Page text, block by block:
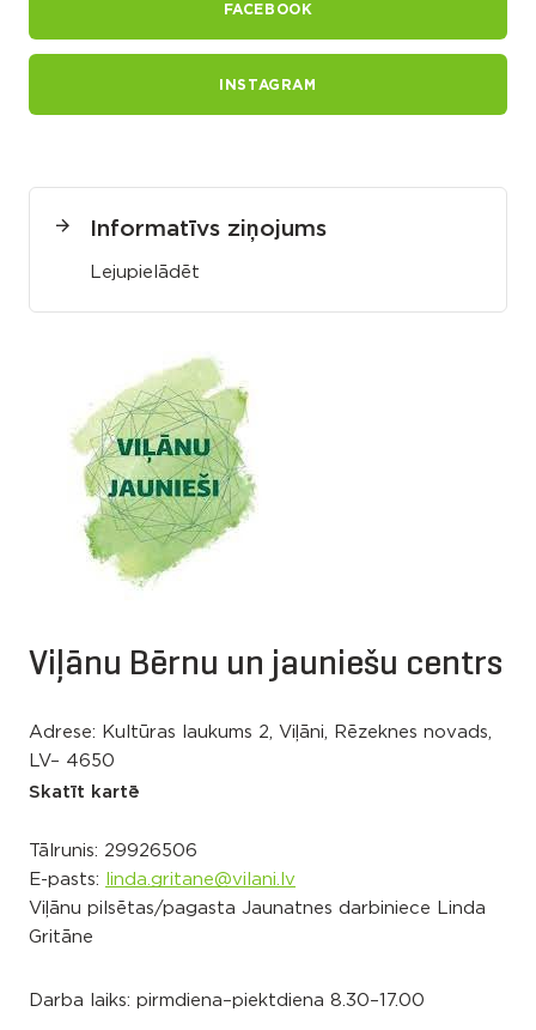
FACEBOOK
INSTAGRAM
Informatīvs ziņojums
Lejupielādēt
Viļānu Bērnu un jauniešu centrs
Adrese: Kultūras laukums 2, Viļāni, Rēzeknes novads,
LV– 4650
Skatīt kartē
Tālrunis: 29926506
E-pasts:
linda.gritane@vilani.lv
Viļānu pilsētas/pagasta Jaunatnes darbiniece Linda
Gritāne
Darba laiks: pirmdiena–piektdiena 8.30–17.00